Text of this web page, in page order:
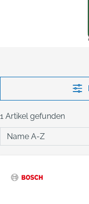
1 Artikel gefunden